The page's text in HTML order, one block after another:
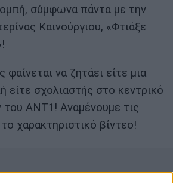
σύμφωνα πάντα με την
Καινούργιου, «Φτιάξε
να ζητάει είτε μια
είτε σχολιαστής στο κεντρικό
του ΑΝΤ1! Αναμένουμε τις
χαρακτηριστικό βίντεο!